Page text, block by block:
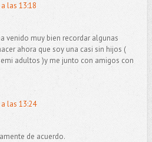
las 13:18
venido muy bien recordar algunas
ahora que soy una casi sin hijos (
adultos )y me junto con amigos con
las 13:24
de acuerdo.